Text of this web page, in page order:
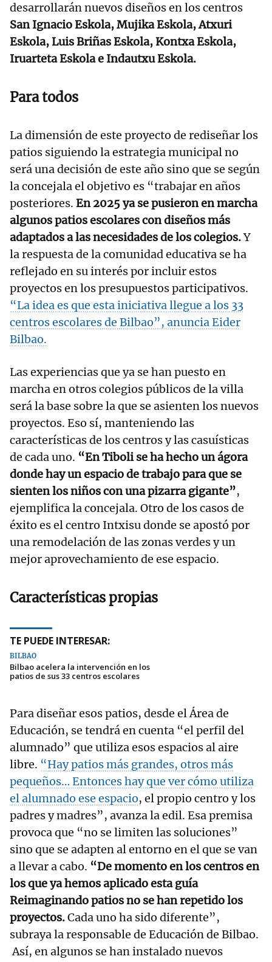
desarrollarán nuevos diseños en los centros
San Ignacio Eskola, Mujika Eskola, Atxuri
Eskola, Luis Briñas Eskola, Kontxa Eskola,
Iruarteta Eskola e Indautxu Eskola.
Para todos
La dimensión de este proyecto de rediseñar los
patios siguiendo la estrategia municipal no
será una decisión de este año sino que se según
la concejala el objetivo es “trabajar en años
posteriores. En 2025 ya se pusieron en marcha
algunos patios escolares con diseños más
adaptados a las necesidades de los colegios.Y
la respuesta de la comunidad educativa se ha
reflejado en su interés por incluir estos
proyectos en los presupuestos participativos.
“La idea es que esta iniciativa llegue a los 33
centros escolares de Bilbao”, anuncia Eider
Bilbao.
Las experiencias que ya se han puesto en
marcha en otros colegios públicos de la villa
será la base sobre la que se asienten los nuevos
proyectos. Eso sí, manteniendo las
características de los centros y las casuísticas
de cada uno. “En Tiboli se ha hecho un ágora
donde hay un espacio de trabajo para que se
sienten los niños con una pizarra gigante”,
ejemplifica la concejala. Otro de los casos de
éxito es el centro Intxisu donde se apostó por
una remodelación de las zonas verdes y un
mejor aprovechamiento de ese espacio.
Características propias
TE PUEDE INTERESAR:
BILBAO
Bilbao acelera la intervención en los
patios de sus 33 centros escolares
Para diseñar esos patios, desde el Área de
Educación, se tendrá en cuenta “el perfil del
alumnado” que utiliza esos espacios al aire
libre. “Hay patios más grandes, otros más
pequeños… Entonces hay que ver cómo utiliza
el alumnado ese espacio, el propio centro y los
padres y madres”, avanza la edil. Esa premisa
provoca que “no se limiten las soluciones”
sino que se adapten al entorno en el que se van
a llevar a cabo. “De momento en los centros en
los que ya hemos aplicado esta guía
Reimaginando patios no se han repetido los
proyectos.Cada uno ha sido diferente”,
subraya la responsable de Educación de Bilbao.
Así, en algunos se han instalado nuevos